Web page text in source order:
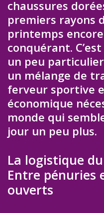
chaussures
premiers rayons
printemps
conquérant.
un peu
un mélange de
ferveur sportive
économique
monde qui
jour un peu plus.
La logistique
Entre pénuries
ouverts